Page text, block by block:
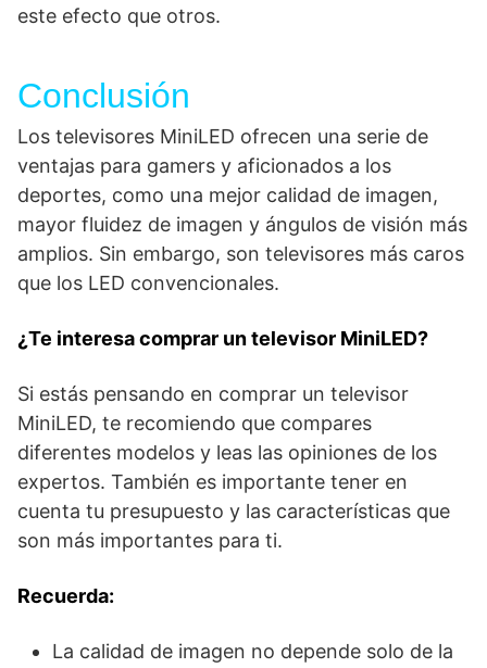
este efecto que otros.
Conclusión
Los televisores MiniLED ofrecen una serie de
ventajas para gamers y aficionados a los
deportes, como una mejor calidad de imagen,
mayor fluidez de imagen y ángulos de visión más
amplios. Sin embargo, son televisores más caros
que los LED convencionales.
¿Te interesa comprar un televisor MiniLED?
Si estás pensando en comprar un televisor
MiniLED, te recomiendo que compares
diferentes modelos y leas las opiniones de los
expertos. También es importante tener en
cuenta tu presupuesto y las características que
son más importantes para ti.
Recuerda:
La calidad de imagen no depende solo de la